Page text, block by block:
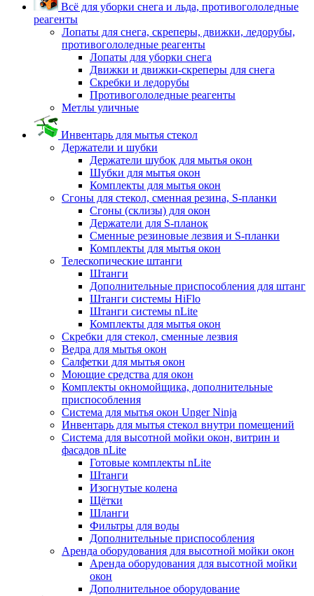
Всё для уборки снега и льда, противогололедные
реагенты
Лопаты для снега, скреперы, движки, ледорубы,
противогололедные реагенты
Лопаты для уборки снега
Движки и движки-скреперы для снега
Скребки и ледорубы
Противогололедные реагенты
Метлы уличные
Инвентарь для мытья стекол
Держатели и шубки
Держатели шубок для мытья окон
Шубки для мытья окон
Комплекты для мытья окон
Сгоны для стекол, сменная резина, S-планки
Сгоны (склизы) для окон
Держатели для S-планок
Сменные резиновые лезвия и S-планки
Комплекты для мытья окон
Телескопические штанги
Штанги
Дополнительные приспособления для штанг
Штанги системы HiFlo
Штанги системы nLite
Комплекты для мытья окон
Скребки для стекол, сменные лезвия
Ведра для мытья окон
Салфетки для мытья окон
Моющие средства для окон
Комплекты окномойщика, дополнительные
приспособления
Система для мытья окон Unger Ninja
Инвентарь для мытья стекол внутри помещений
Система для высотной мойки окон, витрин и
фасадов nLite
Готовые комплекты nLite
Штанги
Изогнутые колена
Щётки
Шланги
Фильтры для воды
Дополнительные приспособления
Аренда оборудования для высотной мойки окон
Аренда оборудования для высотной мойки
окон
Дополнительное оборудование